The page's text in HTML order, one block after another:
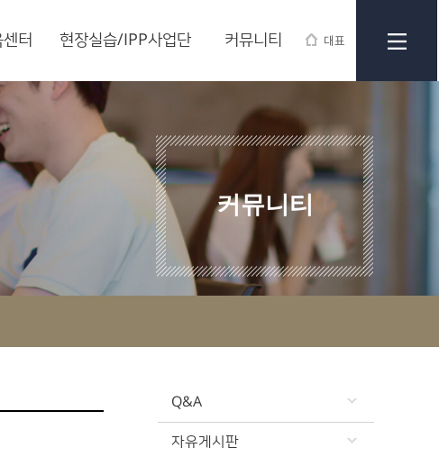
대표
터 현장실습/IPP사업단 커뮤니티
커뮤니티
Q&A
자유게시판